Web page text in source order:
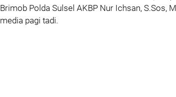
Brimob Polda Sulsel AKBP Nur Ichsan, S.Sos,
media pagi tadi.